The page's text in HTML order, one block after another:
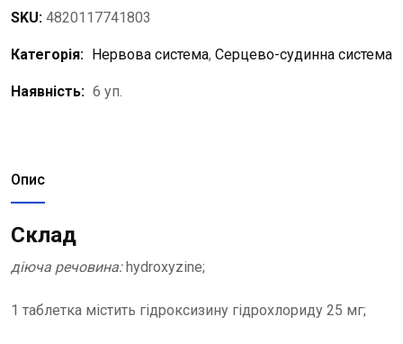
SKU: 4820117741803
Категорія: Нервова система, Серцево-судинна система
Наявність: 6 уп.
Опис
Склад
діюча речовина:hydroxyzine;
1 таблетка містить гідроксизину гідрохлориду 25 мг;